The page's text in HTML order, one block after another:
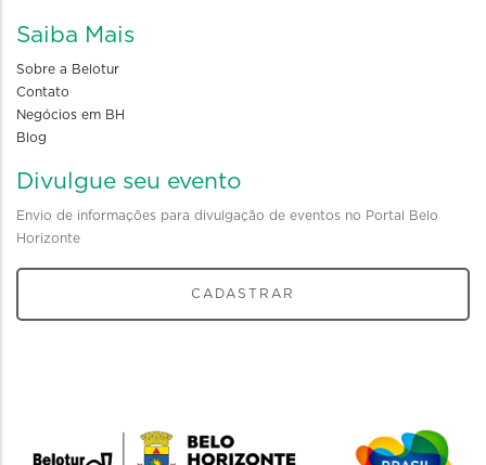
Saiba Mais
Sobre a Belotur
Contato
Negócios em BH
Blog
Divulgue seu evento
Envio de informações para divulgação de eventos no Portal Belo
Horizonte
CADASTRAR